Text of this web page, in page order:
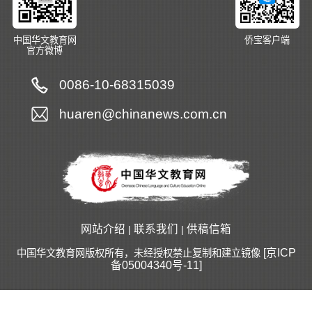
中国华文教育网
官方微博
侨宝客户端
0086-10-68315039
huaren@chinanews.com.cn
网站介绍 | 联系我们 | 供稿信箱
中国华文教育网版权所有，未经授权禁止复制和建立镜像 [京ICP
备05004340号-11]